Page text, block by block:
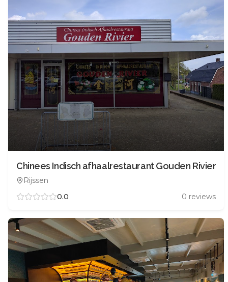
Chinees Indisch afhaalrestaurant Gouden Rivier
Rijssen
0.0
0 reviews